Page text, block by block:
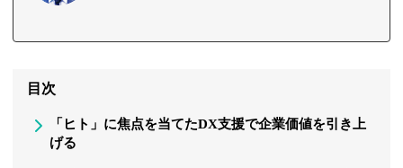
目次
「ヒト」に焦点を当てたDX支援で企業価値を引き上
げる